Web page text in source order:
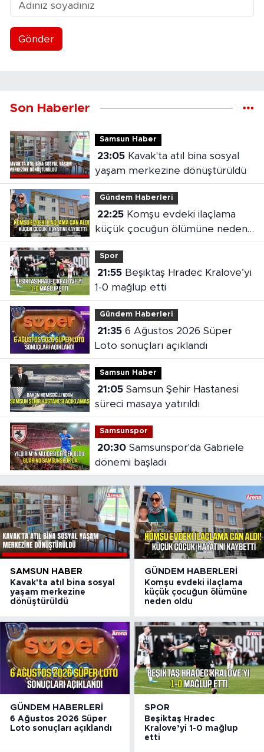
Gönder
Son Haberler
Samsun Haber
23:05Kavak'ta atıl bina sosyal
yaşam merkezine dönüştürüldü
Gündem Haberleri
22:25Komşu evdeki ilaçlama
küçük çocuğun ölümüne neden
oldu
Spor
21:55Beşiktaş Hradec Kralove’yi
1-0 mağlup etti
Gündem Haberleri
21:356 Ağustos 2026 Süper
Loto sonuçları açıklandı
Samsun Haber
21:05Samsun Şehir Hastanesi
süreci masaya yatırıldı
Samsunspor
20:30Samsunspor'da Gabriele
dönemi başladı
SAMSUN HABER
Kavak'ta atıl bina sosyal
yaşam merkezine
dönüştürüldü
GÜNDEM HABERLERI
Komşu evdeki ilaçlama
küçük çocuğun ölümüne
neden oldu
GÜNDEM HABERLERI
6 Ağustos 2026 Süper
Loto sonuçları açıklandı
SPOR
Beşiktaş Hradec
Kralove’yi 1-0 mağlup
etti